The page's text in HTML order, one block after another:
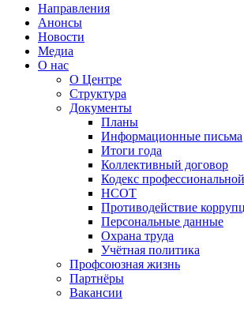
Направления
Анонсы
Новости
Медиа
О нас
О Центре
Структура
Документы
Планы
Информационные письма
Итоги года
Коллективный договор
Кодекс
НСОТ
Противодействие
Персональные данные
Охрана труда
Учётная политика
Профсоюзная жизнь
Партнёры
Вакансии